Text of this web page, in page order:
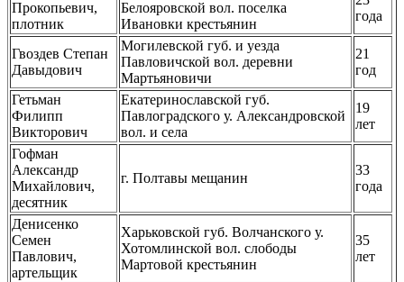
Прокопьевич,
плотник
Белояровской вол. поселка
Ивановки крестьянин
года
Гвоздев Степан
Давыдович
Могилевской губ. и уезда
Павловичской вол. деревни
Мартьяновичи
21
год
Гетьман
Филипп
Викторович
Екатеринославской губ.
Павлоградского у. Александровской
вол. и села
19
лет
Гофман
Александр
Михайлович,
десятник
г. Полтавы мещанин
33
года
Денисенко
Семен
Павлович,
артельщик
Харьковской губ. Волчанского у.
Хотомлинской вол. слободы
Мартовой крестьянин
35
лет